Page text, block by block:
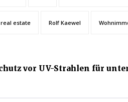
real estate Rolf Kaewel
vor UV-Strahlen für